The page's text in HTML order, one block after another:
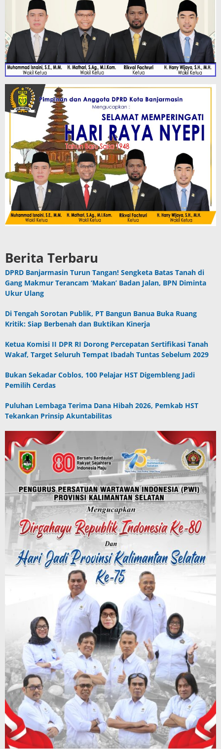
Berita Terbaru
DPRD Banjarmasin Turun Tangan! Sengketa Batas Tanah di
Gang Makmur Terancam ‘Makan’ Badan Jalan, BPN Diminta
Ukur Ulang
Di Tengah Sorotan Publik, PT Bangun Banua Buka Ruang
Kritik: Siap Berbenah dan Buktikan Kinerja
Ketua Komisi II DPR RI Dorong Percepatan Sertifikasi Tanah
Wakaf, Target Seluruh Tempat Ibadah Tuntas Sebelum 2029
Bukan Sekadar Coblos, 100 Pelajar HST Digembleng Jadi
Pemilih Cerdas
Puluhan Lembaga Terima Dana Hibah 2026, Pemkab HST
Tekankan Prinsip Akuntabilitas